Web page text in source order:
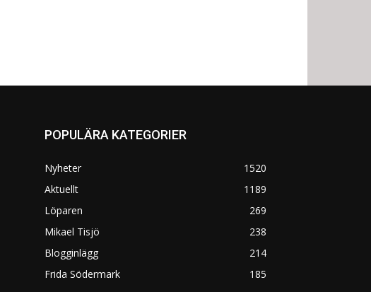
POPULÄRA KATEGORIER
Nyheter
1520
Aktuellt
1189
Löparen
269
Mikael Tisjö
238
Blogginlägg
214
Frida Södermark
185